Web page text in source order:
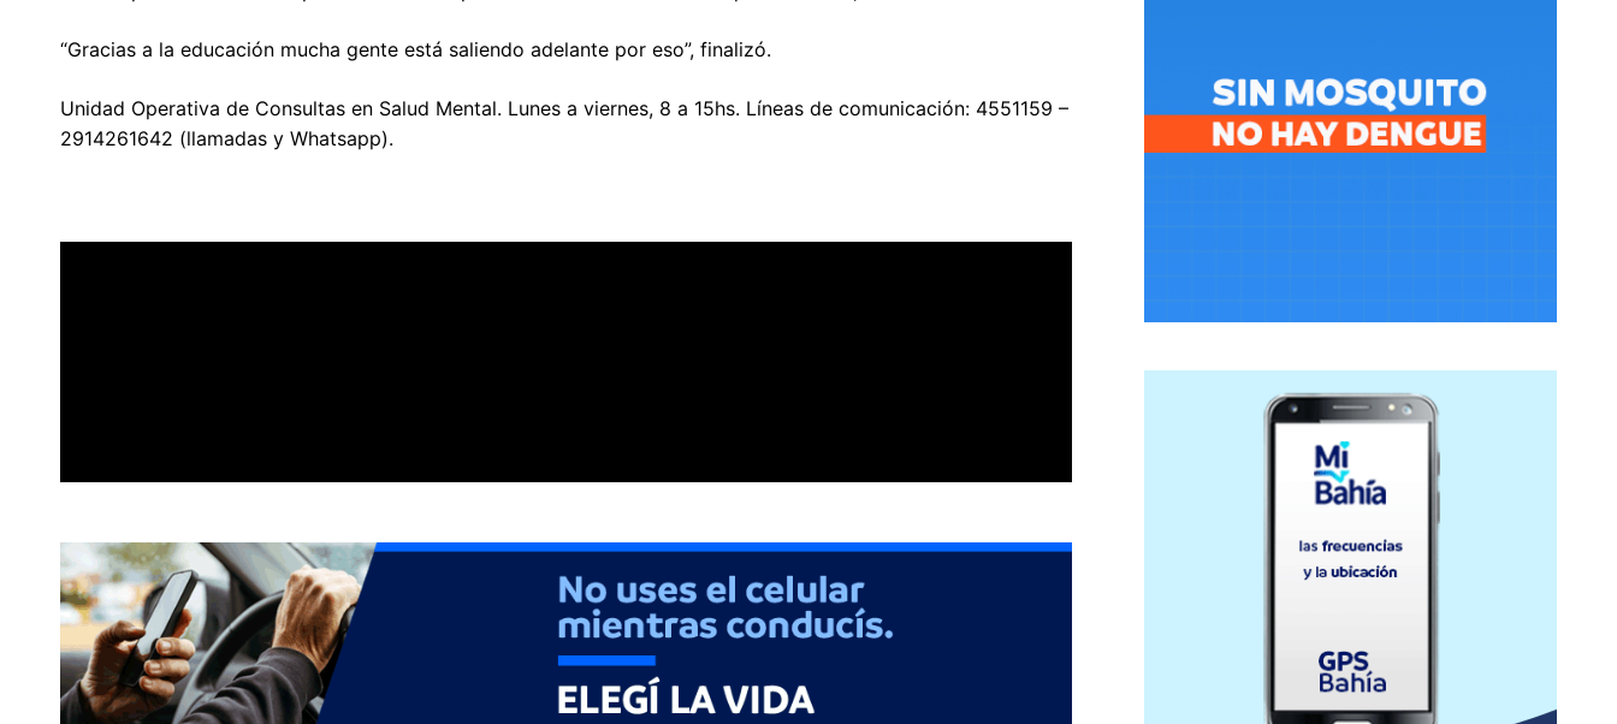
“Gracias a la educación mucha gente está saliendo adelante por eso”, finalizó.
Unidad Operativa de Consultas en Salud Mental. Lunes a viernes, 8 a 15hs. Líneas de comunicación: 4551159 –
2914261642 (llamadas y Whatsapp).